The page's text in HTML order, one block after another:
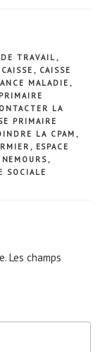
TRAVAIL ,
CAISSE , CAISSE
MALADIE ,
LA
PRIMAIRE
LA CPAM ,
, ESPACE
NEMOURS,
SOCIALE
Les champs